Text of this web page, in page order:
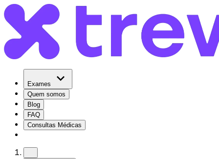
Exames
Quem somos
Blog
FAQ
Consultas Médicas